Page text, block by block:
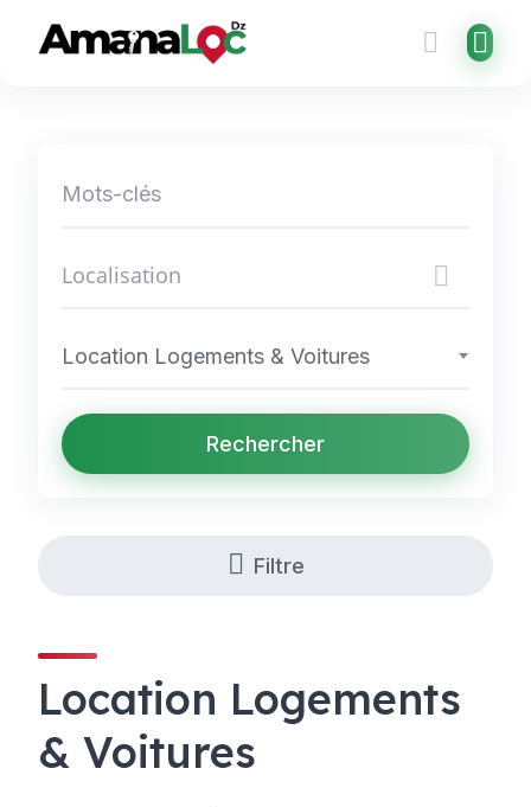
Location Logements & Voitures
Rechercher
Filtre
Location Logements
& Voitures